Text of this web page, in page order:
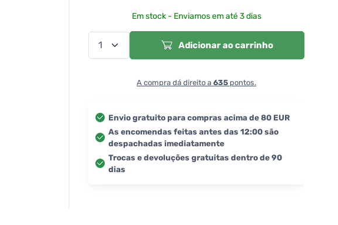
Em stock - Enviamos em até 3 dias
Adicionar ao carrinho
A compra dá direito a 635 pontos.
Envio gratuito para compras acima de 80 EUR
As encomendas feitas antes das 12:00 são
despachadas imediatamente
Trocas e devoluções gratuitas dentro de 90
dias